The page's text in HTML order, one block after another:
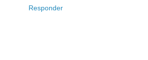
Responder